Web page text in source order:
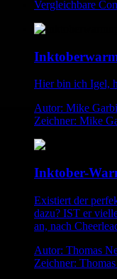
Vergleichbare
Hier bin ich Igel,
Autor: Mike
Zeichner: Mike
Inktober-
Existiert der
dazu? IST er
an, nach
Autor: Thomas
Zeichner: